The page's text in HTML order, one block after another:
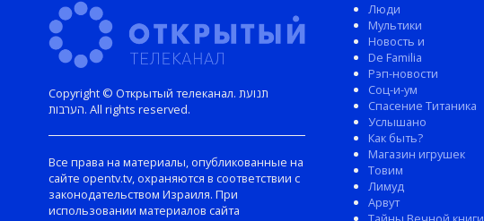
Copyright © Открытый телеканал. תנועת
הערבות. All rights reserved.
Все права на материалы, опубликованные на
сайте opentv.tv, охраняются в соответствии с
законодательством Израиля. При
использовании материалов сайта
Люди
Мультики
Новость и
De Familia
Рэп-новости
Соц-и-ум
Спасение Титаника
Услышано
Как быть?
Магазин игрушек
Товим
Лимуд
Арвут